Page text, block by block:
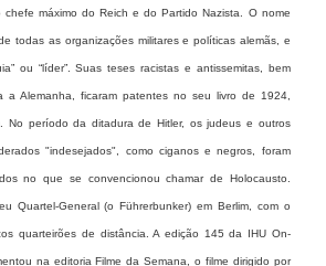
chefe máximo do Reich e do Partido Nazista. O nome
todas as organizações militares e políticas alemãs, e
ou “líder”. Suas teses racistas e antissemitas, bem
a Alemanha, ficaram patentes no seu livro de 1924,
No período da ditadura de Hitler, os judeus e outros
"indesejados", como ciganos e negros, foram
no que se convencionou chamar de Holocausto.
Quartel-General (o Führerbunker) em Berlim, com o
quarteirões de distância. A edição 145 da IHU On-
na editoria Filme da Semana, o filme dirigido por